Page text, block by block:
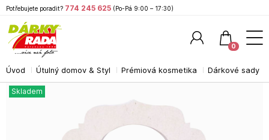
Úvod Útulný domov & Styl Prémiová kosmetika Dárkové sady
Skladem
Potřebujete poradit? 774 245 625 (Po-Pá 9:00 – 17:30)
0
Hledat